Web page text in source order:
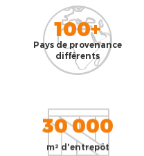
100+
Pays de provenance
différents
30 000
m² d'entrepôt